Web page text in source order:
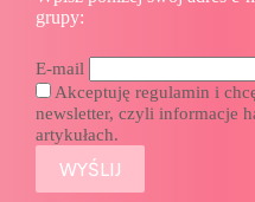
grupy:
E-mail
Akceptuję regulamin i
newsletter, czyli informacje
artykułach.